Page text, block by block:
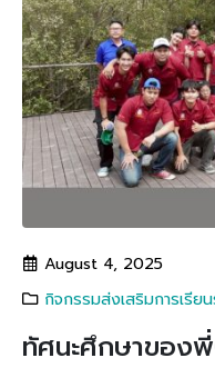
August 4, 2025
กิจกรรมส่งเสริมการเรี
ทัศนะศึกษาของ